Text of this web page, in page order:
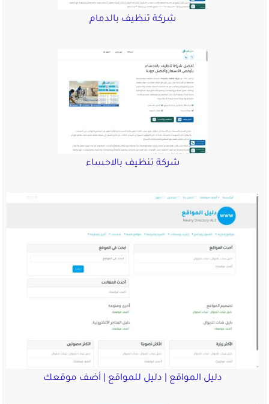
شركة تنظيف بالدمام
شركة تنظيف بالاحساء
دليل المواقع | دليل للمواقع | أضف موقعك